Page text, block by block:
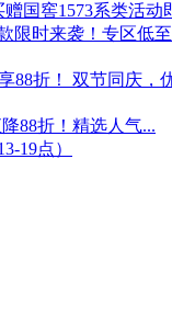
国窖1573系类活动
限时来袭！专区低
88折！ 双节同庆，
88折！精选人气...
19点）